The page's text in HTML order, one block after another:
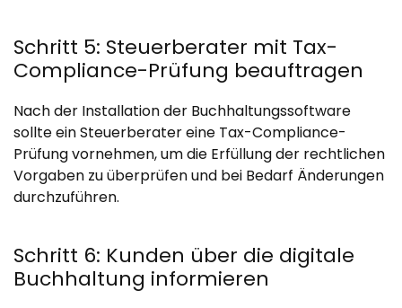
Schritt 5: Steuerberater mit Tax-
Compliance-Prüfung beauftragen
Nach der Installation der Buchhaltungssoftware
sollte ein Steuerberater eine Tax-Compliance-
Prüfung vornehmen, um die Erfüllung der rechtlichen
Vorgaben zu überprüfen und bei Bedarf Änderungen
durchzuführen.
Schritt 6: Kunden über die digitale
Buchhaltung informieren